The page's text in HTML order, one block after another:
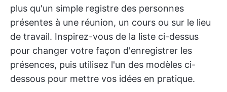
plus qu'un simple registre des personnes
présentes à une réunion, un cours ou sur le lieu
de travail. Inspirez-vous de la liste ci-dessus
pour changer votre façon d'enregistrer les
présences, puis utilisez l'un des modèles ci-
dessous pour mettre vos idées en pratique.